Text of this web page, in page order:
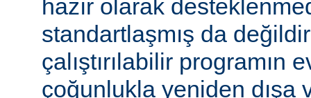
hazır olarak
standartlaşmış da
çalıştırılabilir programın
çoğunlukla yeniden dışa